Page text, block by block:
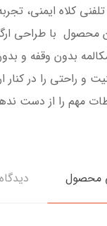
کلاه ایمنی،
محصول با طراحی
بدون وقفه و
و راحتی را در کنار
مهم را از دست
محصول